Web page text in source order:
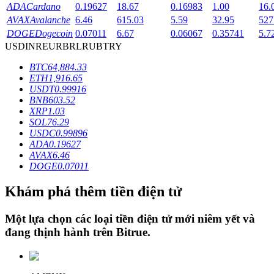
Khóa BTR
Khoản vay
ADACardano 0.19627 18.67 0.16983 1.00
AVAXAvalanche 6.46 615.03 5.59 32.95
DOGEDogecoin 0.07011 6.67 0.06067 0.35741
USDINREURBRLRUBTRY
BTC64,884.33
ETH1,916.65
USDT0.99916
BNB603.52
XRP1.03
SOL76.29
USDC0.99896
ADA0.19627
AVAX6.46
DOGE0.07011
Khám phá thêm tiền điện tử
Một lựa chọn các loại tiền điện tử mới niêm yết và
đang thịnh hành trên Bitrue.